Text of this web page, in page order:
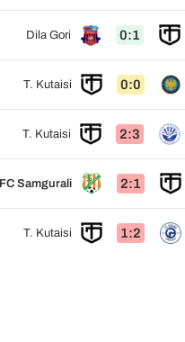
Dila Gori 0:1
T. Kutaisi 0:0
T. Kutaisi 2:3
FC Samgurali 2:1
T. Kutaisi 1:2